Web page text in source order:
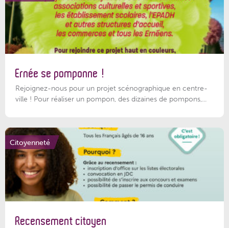
Ernée se pomponne !
Rejoignez-nous pour un projet scénographique en centre-
ville ! Pour réaliser un pompon, des dizaines de pompons,...
Citoyenneté
Recensement citoyen